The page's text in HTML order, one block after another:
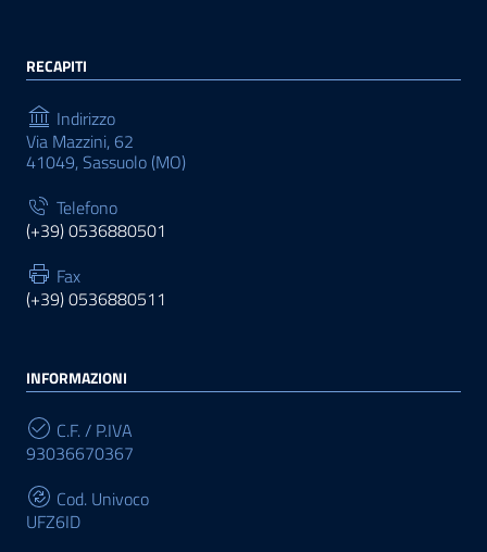
RECAPITI
Indirizzo
Via Mazzini, 62
41049, Sassuolo (MO)
Telefono
(+39) 0536880501
Fax
(+39) 0536880511
INFORMAZIONI
C.F. / P.IVA
93036670367
Cod. Univoco
UFZ6ID